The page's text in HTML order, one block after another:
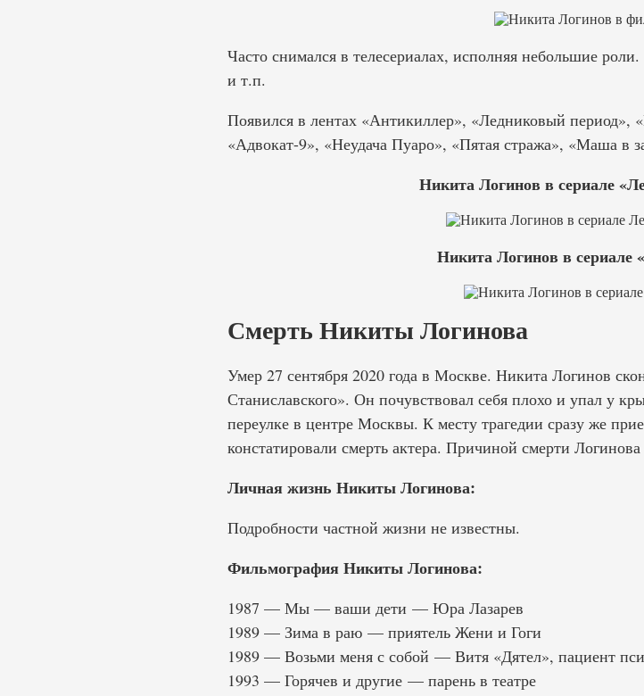
Часто снимался в телесериалах, исполняя небольшие
и т.п.
Появился в лентах «Антикиллер», «Ледниковый период»,
«Адвокат-9», «Неудача Пуаро», «Пятая стража», «Маша в
Никита Логинов в сериале
Никита Логинов в сериале
Смерть Никиты Логинова
Умер 27 сентября 2020 года в Москве. Никита Логинов
Станиславского». Он почувствовал себя плохо и упал у
переулке в центре Москвы. К месту трагедии сразу же
констатировали смерть актера. Причиной смерти
Личная жизнь Никиты Логинова:
Подробности частной жизни не известны.
Фильмография Никиты Логинова:
1987 — Мы — ваши дети — Юра Лазарев
1989 — Зима в раю — приятель Жени и Гоги
1989 — Возьми меня с собой — Витя «Дятел», пациент
1993 — Горячев и другие — парень в театре